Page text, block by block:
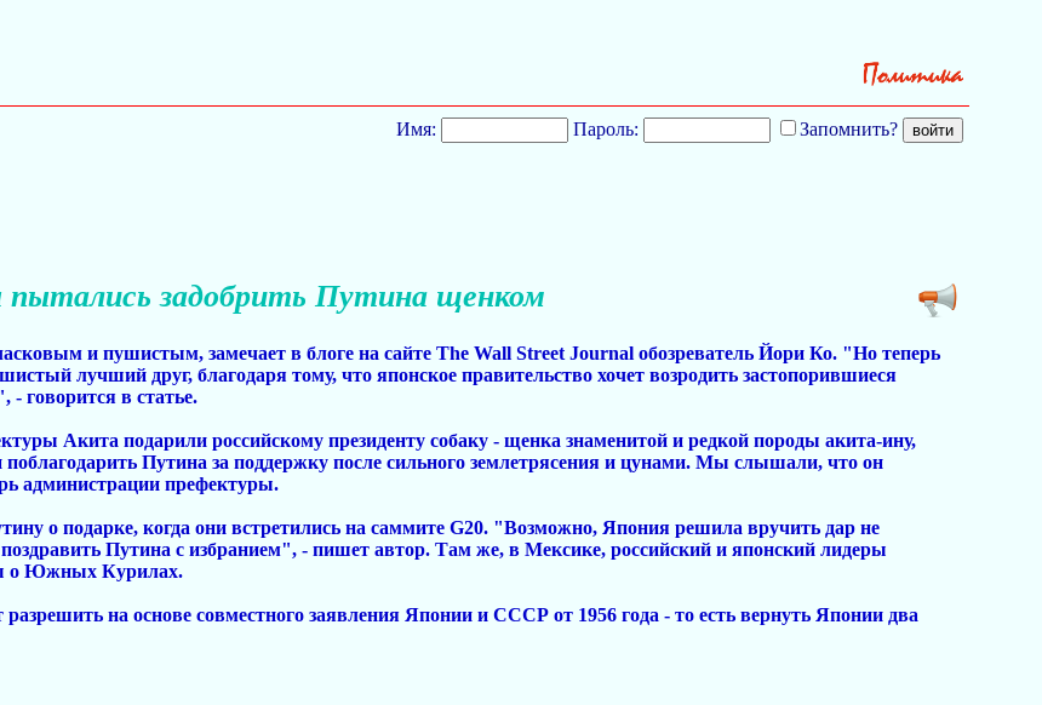
Имя: Пароль: Запомнить?
пытались задобрить Путина щенком
и пушистым, замечает в блоге на сайте The Wall Street Journal обозреватель Йори Ко. "Но теперь
лучший друг, благодаря тому, что японское правительство хочет возродить застопорившиеся
- говорится в статье.
Акита подарили российскому президенту собаку - щенка знаменитой и редкой породы акита-ину,
Путина за поддержку после сильного землетрясения и цунами. Мы слышали, что он
администрации префектуры.
о подарке, когда они встретились на саммите G20. "Возможно, Япония решила вручить дар не
Путина с избранием", - пишет автор. Там же, в Мексике, российский и японский лидеры
о Южных Курилах.
разрешить на основе совместного заявления Японии и СССР от 1956 года - то есть вернуть Японии два